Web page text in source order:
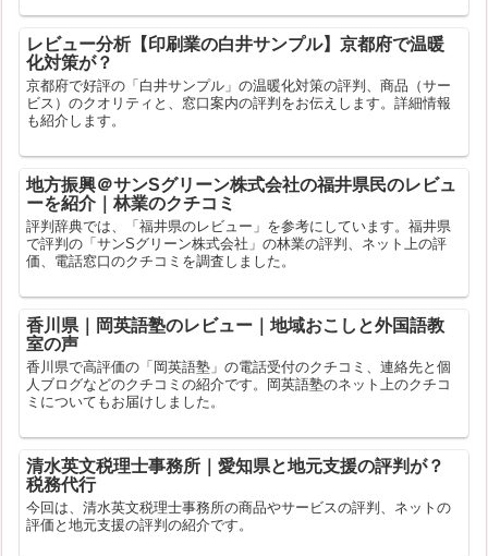
レビュー分析【印刷業の白井サンプル】京都府で温暖
化対策が？
京都府で好評の「白井サンプル」の温暖化対策の評判、商品（サー
ビス）のクオリティと、窓口案内の評判をお伝えします。詳細情報
も紹介します。
地方振興＠サンSグリーン株式会社の福井県民のレビュ
ーを紹介｜林業のクチコミ
評判辞典では、「福井県のレビュー」を参考にしています。福井県
で評判の「サンSグリーン株式会社」の林業の評判、ネット上の評
価、電話窓口のクチコミを調査しました。
香川県｜岡英語塾のレビュー｜地域おこしと外国語教
室の声
香川県で高評価の「岡英語塾」の電話受付のクチコミ、連絡先と個
人ブログなどのクチコミの紹介です。岡英語塾のネット上のクチコ
ミについてもお届けしました。
清水英文税理士事務所｜愛知県と地元支援の評判が？
税務代行
今回は、清水英文税理士事務所の商品やサービスの評判、ネットの
評価と地元支援の評判の紹介です。